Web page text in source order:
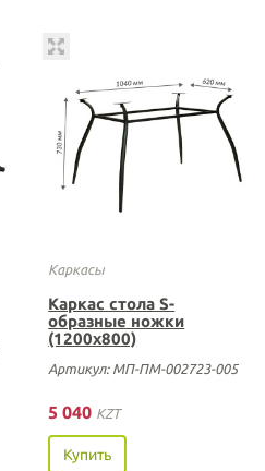
Каркасы
Каркас стола S-
образные ножки
(1200х800)
Артикул: МП-ПМ-002723-005
5 040 KZT
Купить